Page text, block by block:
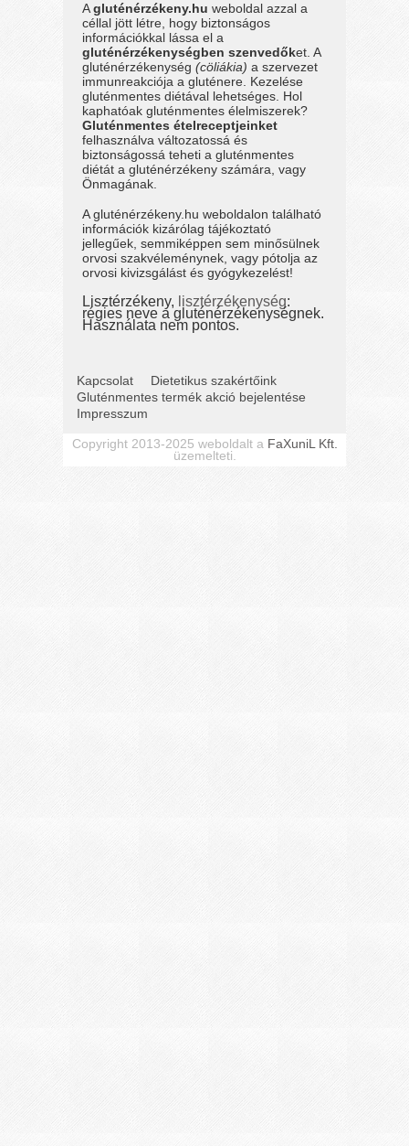
Agluténérzékeny.hu weboldal azzal a
céllal jött létre, hogy biztonságos
információkkal lássa el a
gluténérzékenységben szenvedőket. A
gluténérzékenység(cöliákia) a szervezet
immunreakciója a gluténere. Kezelése
gluténmentes diétával lehetséges. Hol
kaphatóak gluténmentes élelmiszerek?
Gluténmentes ételreceptjeinket
felhasználva változatossá és
biztonságossá teheti a gluténmentes
diétát a gluténérzékeny számára, vagy
Önmagának.
A gluténérzékeny.hu weboldalon található
információk kizárólag tájékoztató
jellegűek, semmiképpen sem minősülnek
orvosi szakvéleménynek, vagy pótolja az
orvosi kivizsgálást és gyógykezelést!
Lisztérzékeny, lisztérzékenység:
régies neve a gluténérzékenységnek.
Használata nem pontos.
Kapcsolat
Dietetikus szakértőink
Gluténmentes termék akció bejelentése
Impresszum
Copyright 2013-2025 weboldalt a FaXuniL Kft.
üzemelteti.